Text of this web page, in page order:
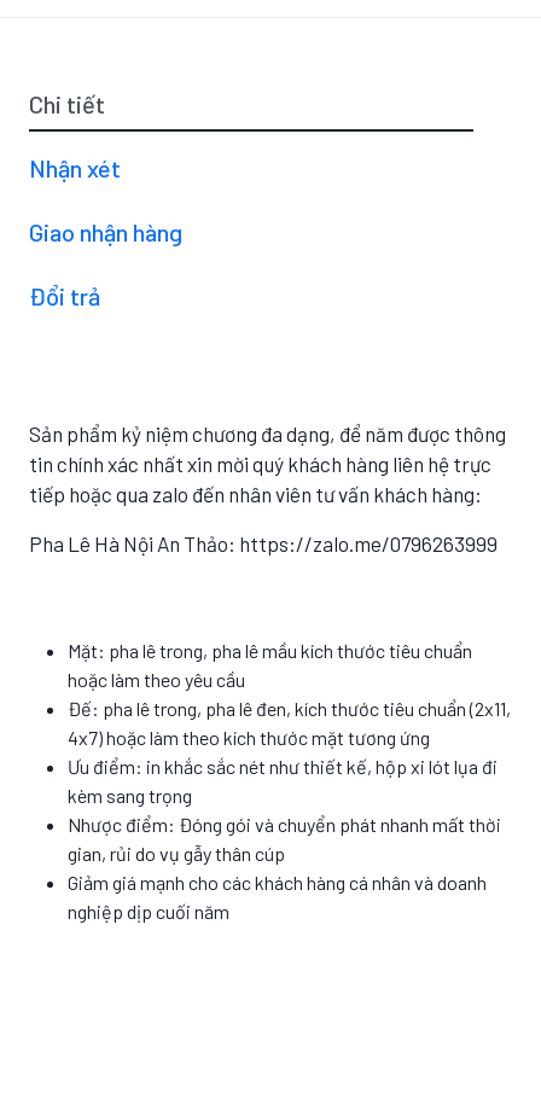
Chi tiết
Nhận xét
Giao nhận hàng
Đổi trả
Sản phẩm kỷ niệm chương đa dạng, để năm được thông
tin chính xác nhất xin mời quý khách hàng liên hệ trực
tiếp hoặc qua zalo đến nhân viên tư vấn khách hàng:
Pha Lê Hà Nội An Thảo: https://zalo.me/0796263999
Mặt: pha lê trong, pha lê mầu kích thước tiêu chuẩn
hoặc làm theo yêu cầu
Đế: pha lê trong, pha lê đen, kích thước tiêu chuẩn (2x11,
4x7) hoặc làm theo kích thước mặt tương ứng
Ưu điểm: in khắc sắc nét như thiết kế, hộp xi lót lụa đi
kèm sang trọng
Nhược điểm: Đóng gói và chuyển phát nhanh mất thời
gian, rủi do vụ gẫy thân cúp
Giảm giá mạnh cho các khách hàng cá nhân và doanh
nghiệp dịp cuối năm